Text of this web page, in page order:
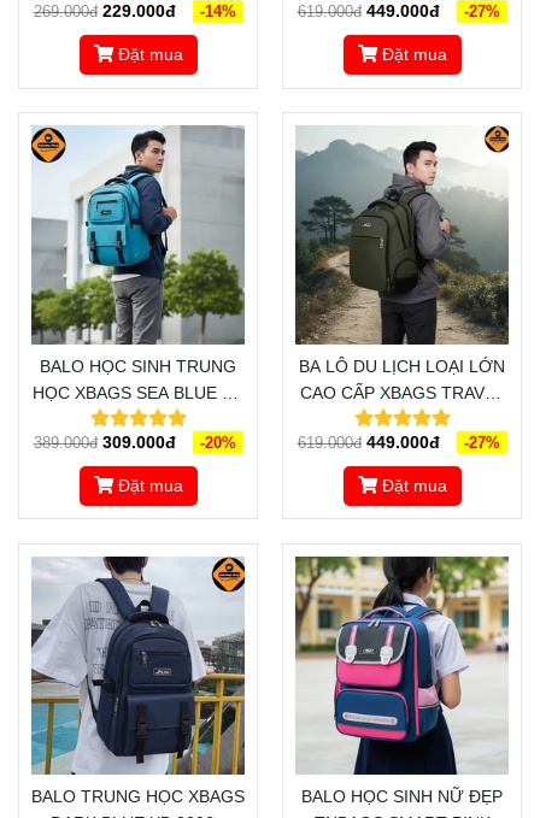
CHẤT CÁ TÍNH, CHỐNG
NƯỚC TỐT, CÓ NGĂN
ĐỰNG GIÀY
269.000đ 229.000đ -14%
Đặt mua
PHƯỢT CHỐNG NƯỚC,
THIẾT KẾ THÔNG MINH,
ĐẲNG CẤP
619.000đ 449.000đ -27%
Đặt mua
BALO HỌC SINH TRUNG
HỌC XBAGS SEA BLUE XB
3201 - BIỂU TƯỢNG THỜI
TRANG, TRẺ TRUNG,
NĂNG ĐỘNG
389.000đ 309.000đ -20%
Đặt mua
BA LÔ DU LỊCH LOẠI LỚN
CAO CẤP XBAGS TRAVEL
XB 1001 - MẪU BALO DU
LỊCH ĐẸP, THIẾT KẾ ĐA
NĂNG DÀNH CHO DÂN
PHƯỢT
619.000đ 449.000đ -27%
Đặt mua
BALO TRUNG HỌC XBAGS
BALO HỌC SINH NỮ ĐẸP